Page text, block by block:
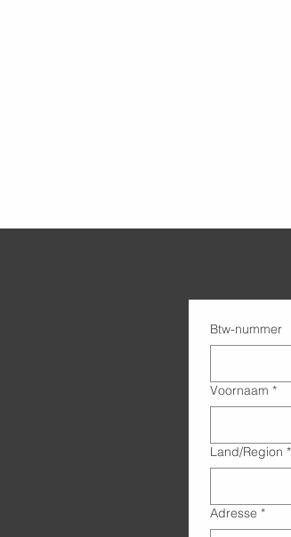
Btw-nummer
Voornaam *
Adres met
Land/Region *
Adresse *